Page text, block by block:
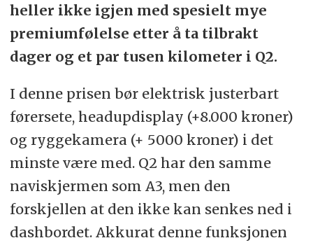
heller ikke igjen med spesielt mye
premiumfølelse etter å ta tilbrakt
dager og et par tusen kilometer i Q2.
I denne prisen bør elektrisk justerbart
førersete, headupdisplay (+8.000 kroner)
og ryggekamera (+ 5000 kroner) i det
minste være med. Q2 har den samme
naviskjermen som A3, men den
forskjellen at den ikke kan senkes ned i
dashbordet. Akkurat denne funksjonen